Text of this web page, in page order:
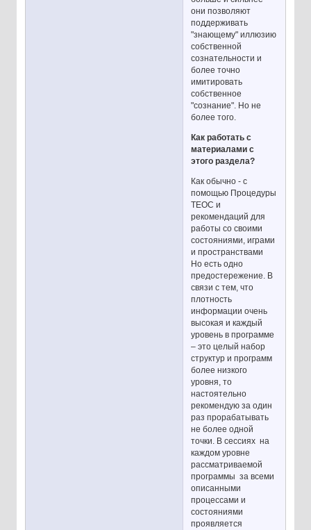
они позволяют
поддерживать
"знающему" иллюзию
собственной
сознательности и
более точно
имитировать
собственное
"сознание". Но не
более того.
Как работать с
материалами с
этого раздела?
Как обычно - с
помощью Процедуры
ТЕОС и
рекомендаций для
работы со своими
состояниями, играми
и пространствами
Но есть одно
предостережение. В
связи с тем, что
плотность
информации очень
высокая и каждый
уровень в программе
– это целый набор
структур и программ
более низкого
уровня, то
настоятельно
рекомендую за один
раз прорабатывать
не более одной
точки. В сессиях на
каждом уровне
рассматриваемой
программы за всеми
описанными
процессами и
состояниями
проявляется